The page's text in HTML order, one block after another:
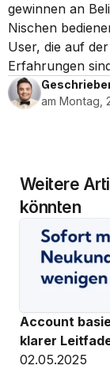
gewinnen an
Nischen
User, die auf
Erfahrungen
am Montag,
Weitere
könnten
Account
klarer
02.05.2025